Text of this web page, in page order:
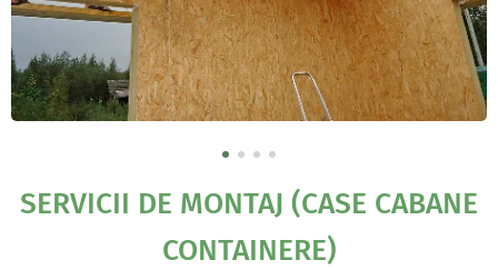
SERVICII DE MONTAJ (CASE CABANE
CONTAINERE)